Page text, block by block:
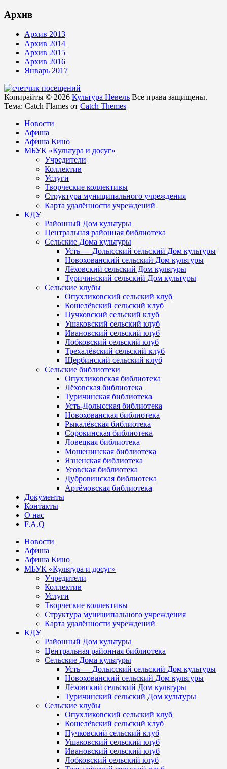
Архив
Архив 2013
Архив 2014
Архив 2015
Архив 2016
Январь 2017
Копирайты © 2026 Культура Невель Все права защищены.
Тема: Catch Flames от Catch Themes
Новости
Афиша
Афиша Кино
МБУК «Культура и досуг»
Учредители
Коллектив
Услуги
Творческие коллективы
Структура муниципального учреждения
Карта удалённости учреждений
КДУ
Районный Дом культуры
Центральная районная библиотека
Сельские Дома культуры
Усть — Долысский сельский Дом культуры
Новохованский сельский Дом культуры
Лёховский сельский Дом культуры
Туричинский сельский Дом культуры
Сельские клубы
Опухликовский сельский клуб
Кошелёвский сельский клуб
Пучковский сельский клуб
Ушаковский сельский клуб
Ивановский сельский клуб
Лобковский сельский клуб
Трехалёвский сельский клуб
Щербинский сельский клуб
Сельские библиотеки
Опухликовская библиотека
Лёховская библиотека
Туричинская библиотека
Усть-Долысская библиотека
Новохованская библиотека
Рыкалёвская библиотека
Сорокинская библиотека
Ловецкая библиотека
Мошенинская библиотека
Язненская библиотека
Усовская библиотека
Дубровинская библиотека
Артёмовская библиотека
Документы
Контакты
О нас
F.A.Q
Новости
Афиша
Афиша Кино
МБУК «Культура и досуг»
Учредители
Коллектив
Услуги
Творческие коллективы
Структура муниципального учреждения
Карта удалённости учреждений
КДУ
Районный Дом культуры
Центральная районная библиотека
Сельские Дома культуры
Усть — Долысский сельский Дом культуры
Новохованский сельский Дом культуры
Лёховский сельский Дом культуры
Туричинский сельский Дом культуры
Сельские клубы
Опухликовский сельский клуб
Кошелёвский сельский клуб
Пучковский сельский клуб
Ушаковский сельский клуб
Ивановский сельский клуб
Лобковский сельский клуб